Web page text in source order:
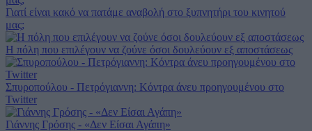
Γιατί είναι κακό να πατάμε αναβολή στο ξυπνητήρι του κινητού
μας;
Η πόλη που επιλέγουν να ζούνε όσοι δουλεύουν εξ αποστάσεως
Σπυροπούλου ‑ Πετρόγιαννη: Κόντρα άνευ προηγουμένου στο
Twitter
Γιάννης Γρόσης - «Δεν Είσαι Αγάπη»